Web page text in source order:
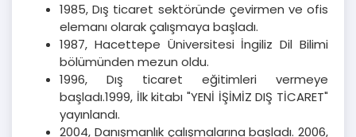
1985, Dış ticaret sektöründe çevirmen ve ofis
elemanı olarak çalışmaya başladı.
1987, Hacettepe Üniversitesi İngiliz Dil Bilimi
bölümünden mezun oldu.
1996, Dış ticaret eğitimleri vermeye
başladı.1999, İlk kitabı "YENİ İŞİMİZ DIŞ TİCARET"
yayınlandı.
2004, Danışmanlık çalışmalarına başladı. 2006,